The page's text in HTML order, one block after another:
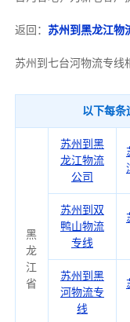
返回： 苏州到黑龙江物
苏州到七台河物流专线
以下每条
黑
龙
江
省
苏州到黑
龙江物流
公司
苏州到双
鸭山物流
专线
苏州到黑
河物流专
线